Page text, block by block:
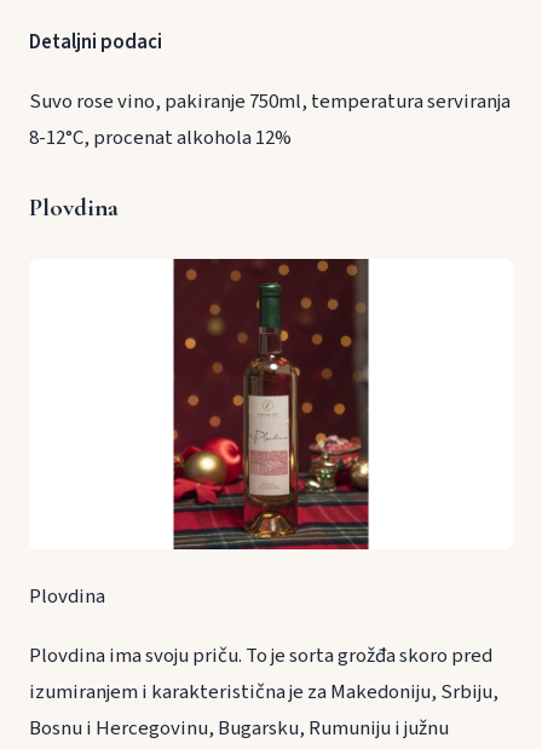
Detaljni podaci
Suvo rose vino, pakiranje 750ml, temperatura serviranja
8-12°C, procenat alkohola 12%
Plovdina
Plovdina
Plovdina ima svoju priču. To je sorta grožđa skoro pred
izumiranjem i karakteristična je za Makedoniju, Srbiju,
Bosnu i Hercegovinu, Bugarsku, Rumuniju i južnu